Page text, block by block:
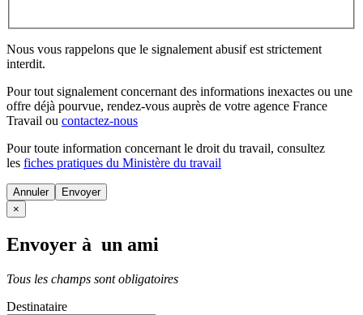
Nous vous rappelons que le signalement abusif est strictement
interdit.
Pour tout signalement concernant des informations inexactes ou une
offre déjà pourvue, rendez-vous auprès de votre agence France
Travail ou contactez-nous
Pour toute information concernant le droit du travail, consultez
les fiches pratiques du Ministère du travail
Annuler
×
Envoyer à un ami
Tous les champs sont obligatoires
Destinataire